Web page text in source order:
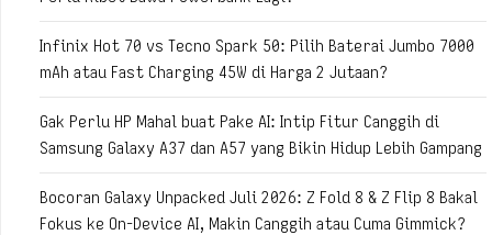
Infinix Hot 70 vs Tecno Spark 50: Pilih Baterai Jumbo 7000
mAh atau Fast Charging 45W di Harga 2 Jutaan?
Gak Perlu HP Mahal buat Pake AI: Intip Fitur Canggih di
Samsung Galaxy A37 dan A57 yang Bikin Hidup Lebih Gampang
Bocoran Galaxy Unpacked Juli 2026: Z Fold 8 & Z Flip 8 Bakal
Fokus ke On-Device AI, Makin Canggih atau Cuma Gimmick?